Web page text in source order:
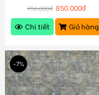
950.000₫ 850.000₫
Chi tiết
Giỏ hàng
-7%